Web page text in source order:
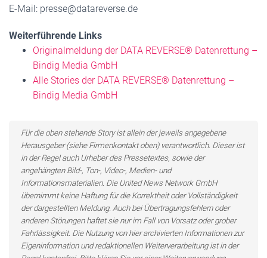
E-Mail: presse@datareverse.de
Weiterführende Links
Originalmeldung der DATA REVERSE® Datenrettung –
Bindig Media GmbH
Alle Stories der DATA REVERSE® Datenrettung –
Bindig Media GmbH
Für die oben stehende Story ist allein der jeweils angegebene
Herausgeber (siehe Firmenkontakt oben) verantwortlich. Dieser ist
in der Regel auch Urheber des Pressetextes, sowie der
angehängten Bild-, Ton-, Video-, Medien- und
Informationsmaterialien. Die United News Network GmbH
übernimmt keine Haftung für die Korrektheit oder Vollständigkeit
der dargestellten Meldung. Auch bei Übertragungsfehlern oder
anderen Störungen haftet sie nur im Fall von Vorsatz oder grober
Fahrlässigkeit. Die Nutzung von hier archivierten Informationen zur
Eigeninformation und redaktionellen Weiterverarbeitung ist in der